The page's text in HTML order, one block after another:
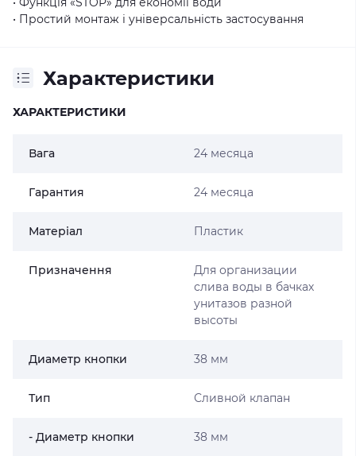
• Простий монтаж і універсальність застосування
Характеристики
ХАРАКТЕРИСТИКИ
Вага 24 месяца
Гарантия 24 месяца
Матеріал Пластик
Призначення
Для организации
слива воды в бачках
унитазов разной
высоты
Диаметр кнопки 38 мм
Тип Сливной клапан
- Диаметр кнопки 38 мм